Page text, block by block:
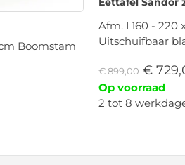
Boomstam
Afm. L160 - 220
Uitschuifbaar
€899,00 €
Op voorraad
2 tot 8